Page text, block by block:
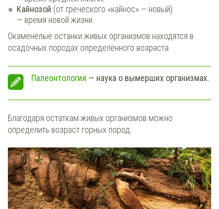
Кайнозой (от греческого «кайнос» — новый)
— время новой жизни.
Окаменелые останки живых организмов находятся в
осадочных породах определённого возраста.
Палеонтология — наука о вымерших организмах.
Благодаря остаткам живых организмов можно
определить возраст горных пород.